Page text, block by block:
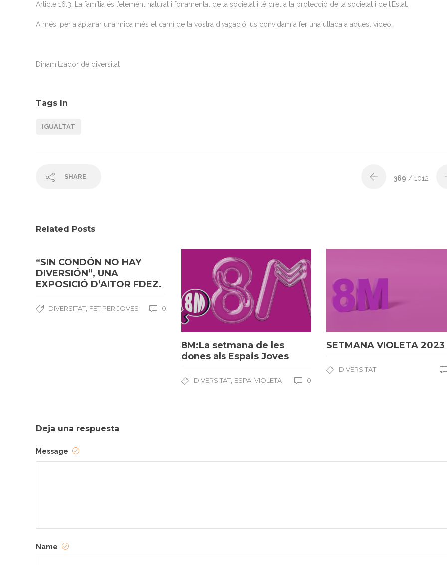
Article 16.3. La família és l’element natural i fonamental de la societat i té dret a la protecció de la societat i de l’Estat.
A més, per a aplanar una mica més el camí de la vostra divagació, us convidam a fer una ullada a aquest vídeo.
Dinamitzador de diversitat
Tags In
IGUALTAT
SHARE 369 / 1012
Related Posts
“SIN CONDÓN NO HAY
DIVERSIÓN”, UNA
EXPOSICIÓ D’AITOR FDEZ.
DIVERSITAT, FET PER JOVES 0
8M:La setmana de les
dones als Espais Joves
DIVERSITAT, ESPAI VIOLETA 0
SETMANA VIOLETA 2023
DIVERSITAT
Deja una respuesta
Message
Name